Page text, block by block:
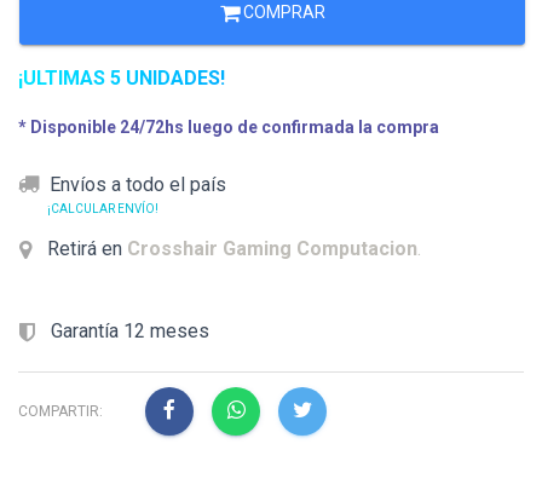
COMPRAR
¡ULTIMAS 5 UNIDADES!
* Disponible 24/72hs luego de confirmada la compra
Envíos a todo el país
¡CALCULAR ENVÍO!
Retirá en Crosshair Gaming Computacion.
Garantía 12 meses
COMPARTIR: